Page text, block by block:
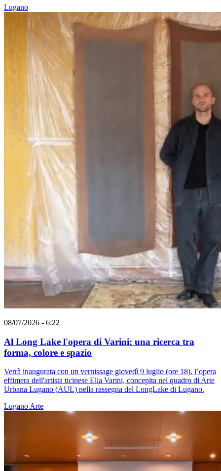
Lugano
08/07/2026 - 6:22
Al Long Lake l'opera di Varini: una ricerca tra
forma, colore e spazio
Verrà inaugurata con un vernissage giovedì 9 luglio (ore 18), l’opera
effimera dell'artista ticinese Elia Varini, concepita nel quadro di Arte
Urbana Lugano (AUL) nella rassegna del LongLake di Lugano.
Lugano Arte